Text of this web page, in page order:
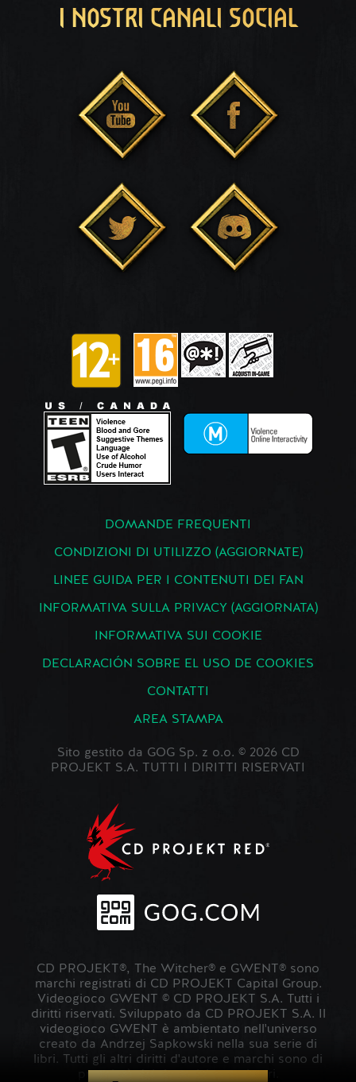
I NOSTRI CANALI SOCIAL
DOMANDE FREQUENTI
CONDIZIONI DI UTILIZZO (AGGIORNATE)
LINEE GUIDA PER I CONTENUTI DEI FAN
INFORMATIVA SULLA PRIVACY (AGGIORNATA)
INFORMATIVA SUI COOKIE
DECLARACIÓN SOBRE EL USO DE COOKIES
CONTATTI
AREA STAMPA
Sito gestito da GOG Sp. z o.o. © 2026 CD
PROJEKT S.A. TUTTI I DIRITTI RISERVATI
CD PROJEKT®, The Witcher® e GWENT® sono
marchi registrati di CD PROJEKT Capital Group.
Videogioco GWENT © CD PROJEKT S.A. Tutti i
diritti riservati. Sviluppato da CD PROJEKT S.A. Il
videogioco GWENT è ambientato nell'universo
creato da Andrzej Sapkowski nella sua serie di
libri. Tutti gli altri diritti d'autore e marchi sono di
proprietà dei rispettivi proprietari.